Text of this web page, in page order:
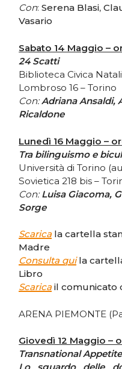
Con:Serena Blasi,
Vasario
Sabato 14 Maggio –
24 Scatti
Biblioteca Civica
Lombroso 16 – Torino
Con:Adriana Ansaldi,
Ricaldone
Lunedì 16 Maggio –
Tra bilinguismo e
Università di Torino
Sovietica 218 bis –
Con:Luisa Giacoma,
Sorge
Scaricala cartella
Madre
Consulta quila
Libro
Scaricail comunicato
ARENA PIEMONTE
Giovedì 12 Maggio –
Transnational